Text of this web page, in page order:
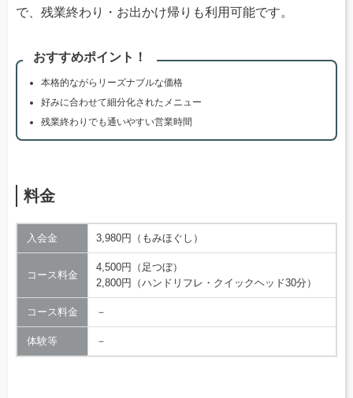
で、残業終わり・お出かけ帰りも利用可能です。
おすすめポイント！
本格的ながらリーズナブルな価格
好みに合わせて細分化されたメニュー
残業終わりでも通いやすい営業時間
料金
入会金 3,980円（もみほぐし）
コース料金
4,500円（足つぼ）
2,800円（ハンドリフレ・クイックヘッド30分）
コース料金 －
体験等 －